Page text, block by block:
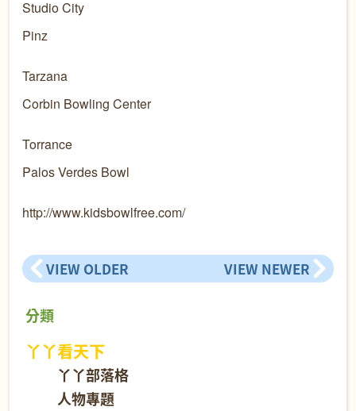
Studio City
Pinz
Tarzana
Corbin Bowling Center
Torrance
Palos Verdes Bowl
http://www.kidsbowlfree.com/
VIEW OLDER VIEW NEWER
分類
丫丫看天下
丫丫部落格
人物專題